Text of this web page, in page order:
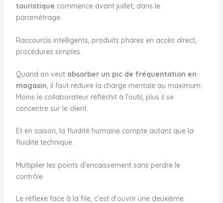
touristique commence avant juillet, dans le
paramétrage.
Raccourcis intelligents, produits phares en accès direct,
procédures simples.
Quand on veut absorber un pic de fréquentation en
magasin, il faut réduire la charge mentale au maximum.
Moins le collaborateur réfléchit à l’outil, plus il se
concentre sur le client.
Et en saison, la fluidité humaine compte autant que la
fluidité technique.
Multiplier les points d’encaissement sans perdre le
contrôle
Le réflexe face à la file, c’est d’ouvrir une deuxième